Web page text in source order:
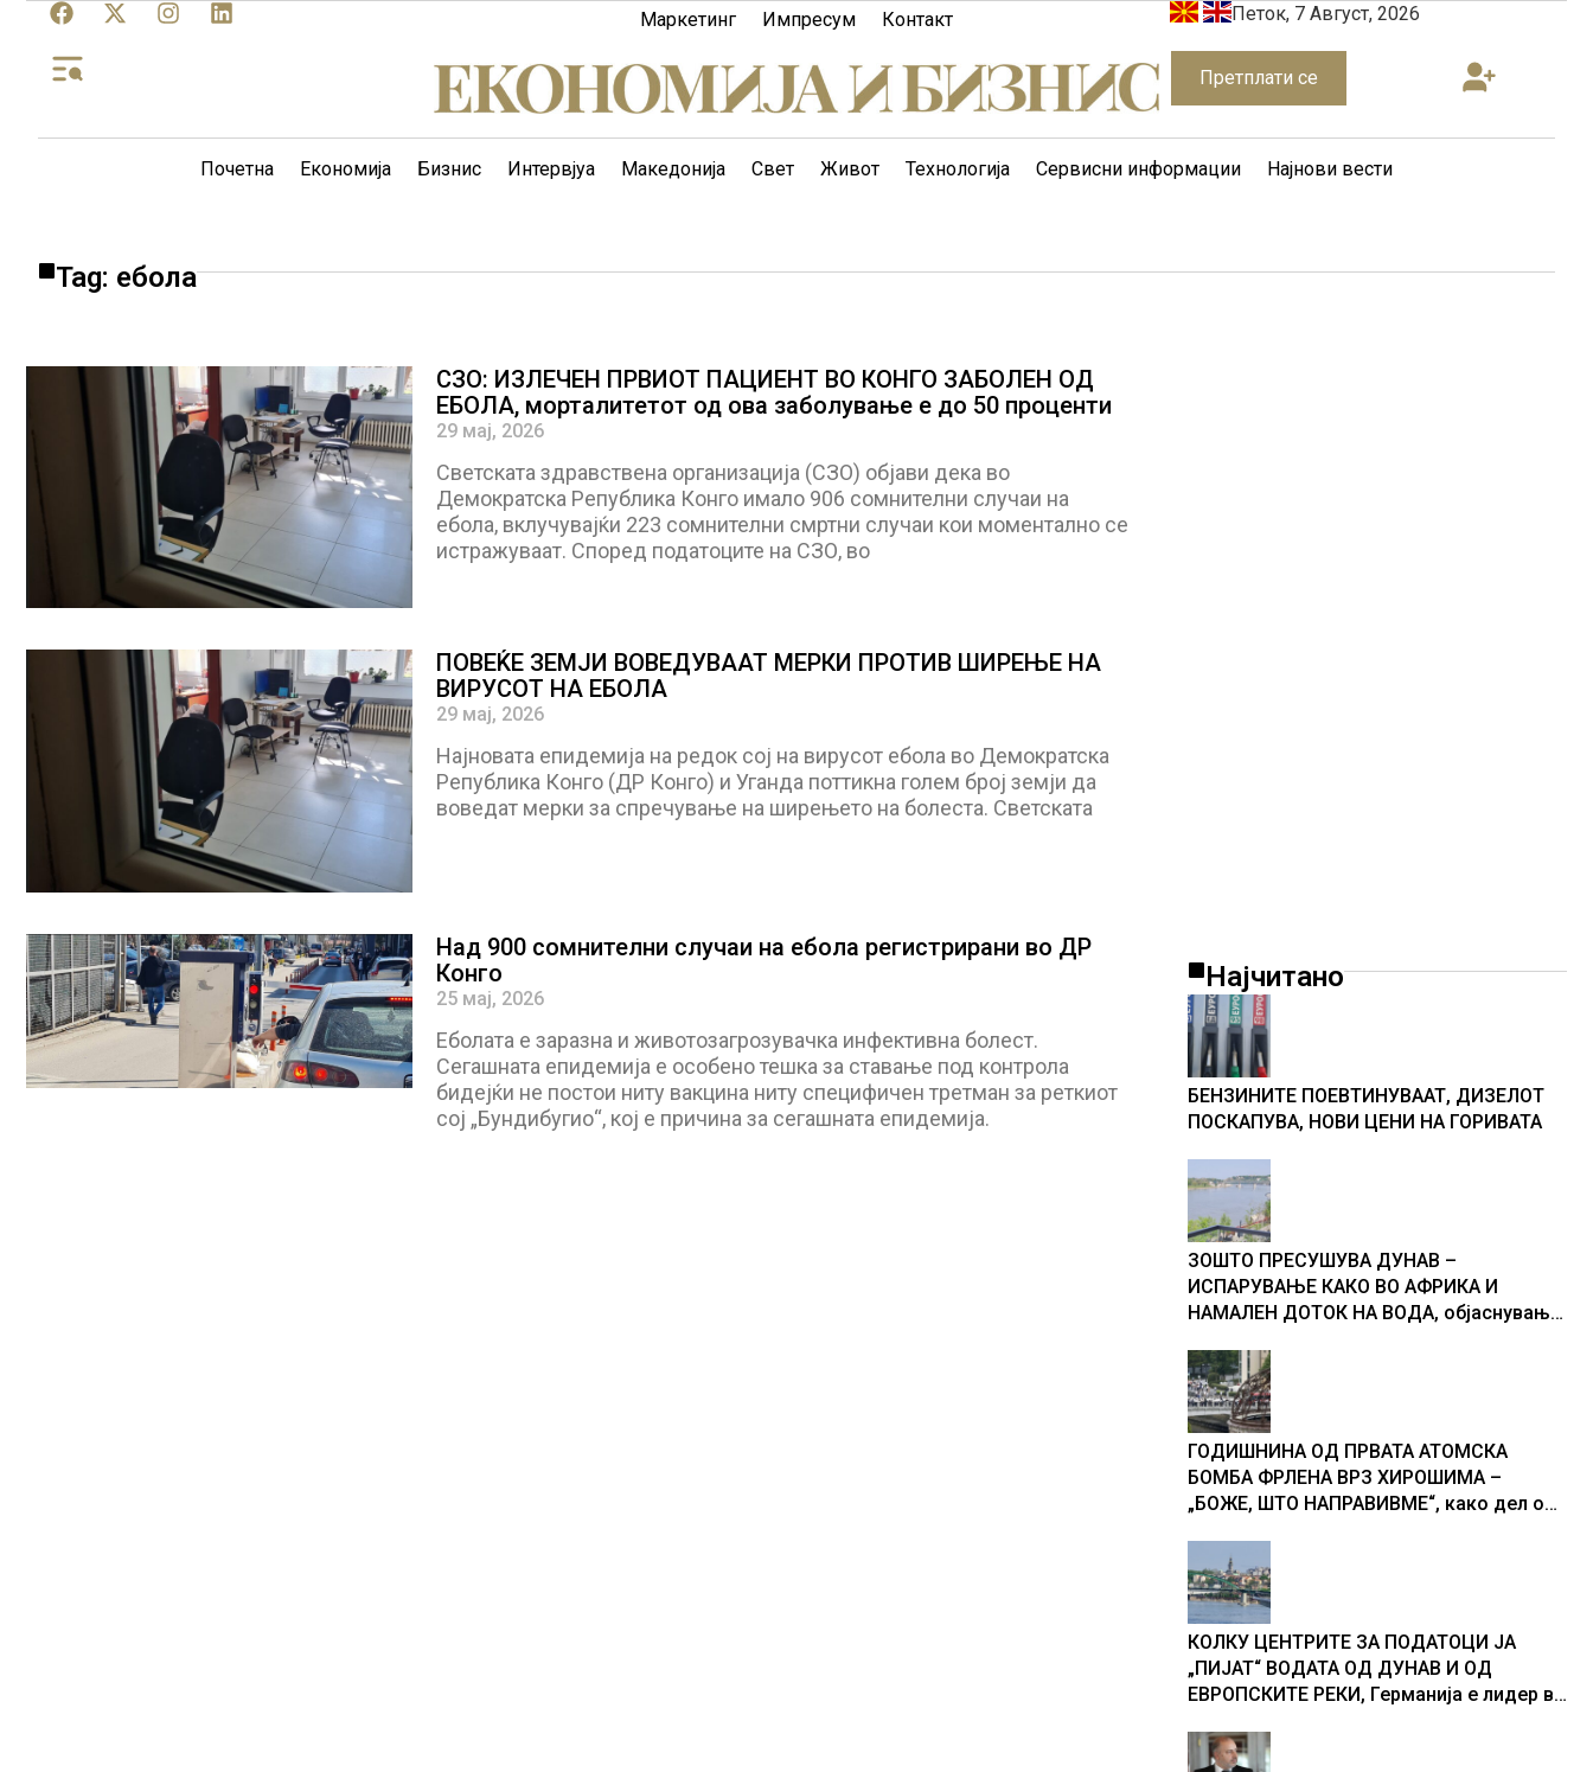
Маркетинг Импресум Контакт Петок, 7 Август, 2026
Претплати се
Почетна Економија Бизнис Интервјуа Македонија Свет Живот Технологија Сервисни информации Најнови вести
Tag: ебола
СЗО: ИЗЛЕЧЕН ПРВИОТ ПАЦИЕНТ ВО КОНГО ЗАБОЛЕН ОД
ЕБОЛА, морталитетот од ова заболување е до 50 проценти
29 мај, 2026
Светската здравствена организација (СЗО) објави дека во
Демократска Република Конго имало 906 сомнителни случаи на
ебола, вклучувајќи 223 сомнителни смртни случаи кои моментално се
истражуваат. Според податоците на СЗО, во
ПОВЕЌЕ ЗЕМЈИ ВОВЕДУВААТ МЕРКИ ПРОТИВ ШИРЕЊЕ НА
ВИРУСОТ НА ЕБОЛА
29 мај, 2026
Најновата епидемија на редок сој на вирусот ебола во Демократска
Република Конго (ДР Конго) и Уганда поттикна голем број земји да
воведат мерки за спречување на ширењето на болеста. Светската
Над 900 сомнителни случаи на ебола регистрирани во ДР
Конго
25 мај, 2026
Еболата е заразна и животозагрозувачка инфективна болест.
Сегашната епидемија е особено тешка за ставање под контрола
бидејќи не постои ниту вакцина ниту специфичен третман за реткиот
сој „Бундибугио“, кој е причина за сегашната епидемија.
Најчитано
БЕНЗИНИТЕ ПОЕВТИНУВААТ, ДИЗЕЛОТ
ПОСКАПУВА, НОВИ ЦЕНИ НА ГОРИВАТА
ЗОШТО ПРЕСУШУВА ДУНАВ –
ИСПАРУВАЊЕ КАКО ВО АФРИКА И
НАМАЛЕН ДОТОК НА ВОДА, објаснување
ГОДИШНИНА ОД ПРВАТА АТОМСКА
БОМБА ФРЛЕНА ВРЗ ХИРОШИМА –
„БОЖЕ, ШТО НАПРАВИВМЕ“, како дел од
учесниците во бомбардирањето го
доживуваа овој настан што го промени
текот на историјата
КОЛКУ ЦЕНТРИТЕ ЗА ПОДАТОЦИ ЈА
„ПИЈАТ“ ВОДАТА ОД ДУНАВ И ОД
ЕВРОПСКИТЕ РЕКИ, Германија е лидер во
податоци